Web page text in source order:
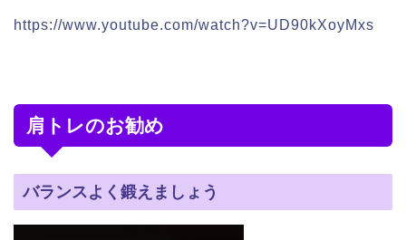
https://www.youtube.com/watch?v=UD90kXoyMxs
肩トレのお勧め
バランスよく鍛えましょう